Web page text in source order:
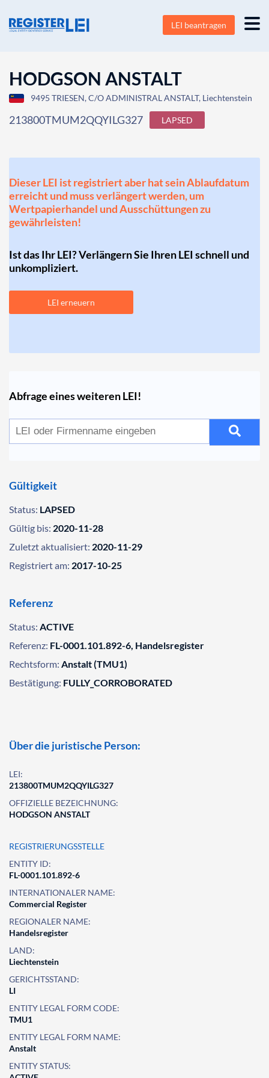
LEI beantragen
HODGSON ANSTALT
9495 TRIESEN, C/O ADMINISTRAL ANSTALT, Liechtenstein
213800TMUM2QQYILG327 LAPSED
Dieser LEI ist registriert aber hat sein Ablaufdatum
erreicht und muss verlängert werden, um
Wertpapierhandel und Ausschüttungen zu
gewährleisten!
Ist das Ihr LEI? Verlängern Sie Ihren LEI schnell und
unkompliziert.
LEI erneuern
Abfrage eines weiteren LEI!
Gültigkeit
Status: LAPSED
Gültig bis: 2020-11-28
Zuletzt aktualisiert: 2020-11-29
Registriert am: 2017-10-25
Referenz
Status: ACTIVE
Referenz: FL-0001.101.892-6, Handelsregister
Rechtsform: Anstalt (TMU1)
Bestätigung: FULLY_CORROBORATED
Über die juristische Person:
LEI:
213800TMUM2QQYILG327
OFFIZIELLE BEZEICHNUNG:
HODGSON ANSTALT
REGISTRIERUNGSSTELLE
ENTITY ID:
FL-0001.101.892-6
INTERNATIONALER NAME:
Commercial Register
REGIONALER NAME:
Handelsregister
LAND:
Liechtenstein
GERICHTSSTAND:
LI
ENTITY LEGAL FORM CODE:
TMU1
ENTITY LEGAL FORM NAME:
Anstalt
ENTITY STATUS: